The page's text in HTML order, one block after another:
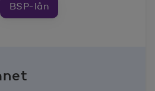
BSP-lån